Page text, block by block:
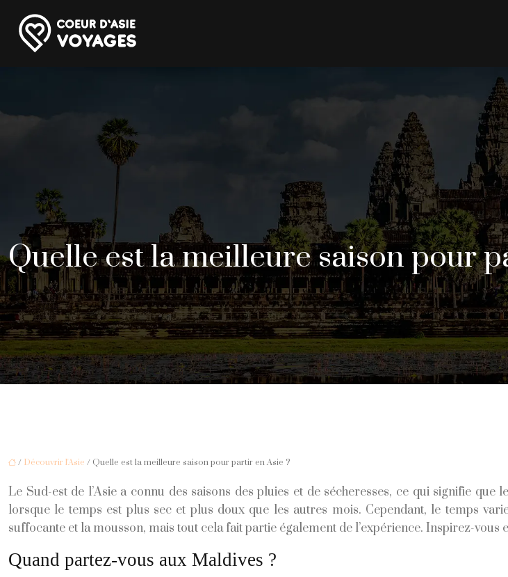
Quelle est la meilleure saison pour
/ Découvrir l'Asie / Quelle est la meilleure saison pour partir en Asie ?
Le Sud-est de l’Asie a connu des saisons des pluies et de sécheresses, ce qui signifie
lorsque le temps est plus sec et plus doux que les autres mois. Cependant, le temps
suffocante et la mousson, mais tout cela fait partie également de l’expérience. Inspirez-
Quand partez-vous aux Maldives ?